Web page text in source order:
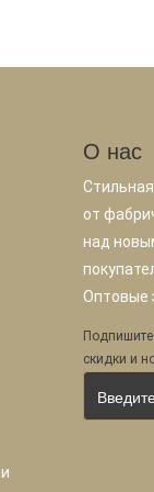
О нас
от
над
Оптовые
скидки и